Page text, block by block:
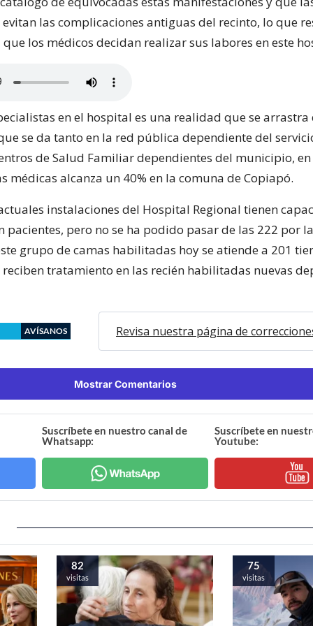
las complicaciones antiguas del recinto, lo que
los médicos decidan realizar sus labores en este
en el hospital es una realidad que se arrastra
se da tanto en la red pública dependiente del
de Salud Familiar dependientes del municipio,
médicas alcanza un 40% en la comuna de Copiapó.
instalaciones del Hospital Regional tienen
pacientes, pero no se ha podido pasar de las 222 por
grupo de camas habilitadas hoy se atiende a 201
tratamiento en las recién habilitadas nuevas
AVÍSANOS Revisa nuestra página de
Mostrar Comentarios
Suscríbete en nuestro canal de
Whatsapp:
Suscríbete en
Youtube:
82
visitas
75
visitas